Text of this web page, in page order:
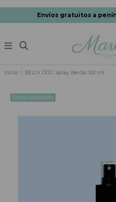
Envíos gratuitos a
Inicio BELLY DOG Spray dental 100 ml
Precio Rebajado